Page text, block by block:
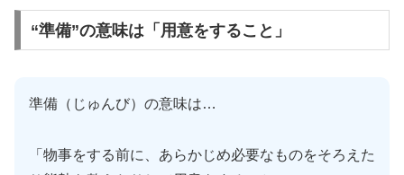
“準備”の意味は「用意をすること」
準備（じゅんび）の意味は…
「物事をする前に、あらかじめ必要なものをそろえた